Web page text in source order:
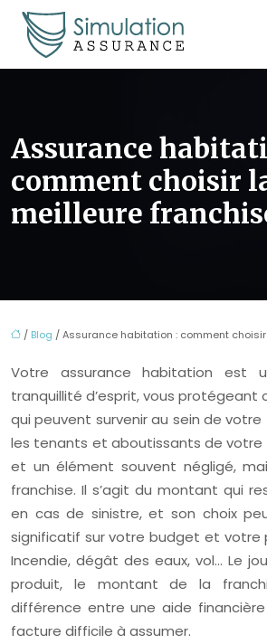
Assurance
comment choisir
meilleure
/ Blog / Assurance habitation : comment
Votre assurance habitation est
tranquillité d’esprit, vous protégeant
qui peuvent survenir au sein de
les tenants et aboutissants de
et un élément souvent négligé,
franchise. Il s’agit du montant qui
en cas de sinistre, et son choix
significatif sur votre budget et votre
Incendie, dégât des eaux, vol… Le
produit, le montant de la
différence entre une aide
facture difficile à assumer.